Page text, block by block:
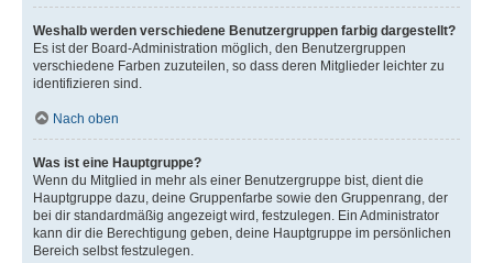
Weshalb werden verschiedene Benutzergruppen farbig dargestellt?
Es ist der Board-Administration möglich, den Benutzergruppen
verschiedene Farben zuzuteilen, so dass deren Mitglieder leichter zu
identifizieren sind.
Nach oben
Was ist eine Hauptgruppe?
Wenn du Mitglied in mehr als einer Benutzergruppe bist, dient die
Hauptgruppe dazu, deine Gruppenfarbe sowie den Gruppenrang, der
bei dir standardmäßig angezeigt wird, festzulegen. Ein Administrator
kann dir die Berechtigung geben, deine Hauptgruppe im persönlichen
Bereich selbst festzulegen.